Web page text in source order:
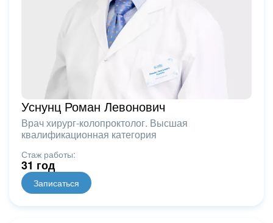
Уснунц Роман Левонович
Врач хирург-колопроктолог. Высшая
квалификационная категория
Стаж работы:
31 год
Записаться